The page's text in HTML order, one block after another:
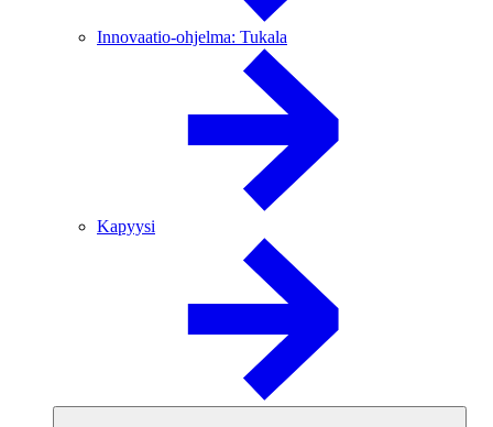
Innovaatio-ohjelma: Tukala
Kapyysi